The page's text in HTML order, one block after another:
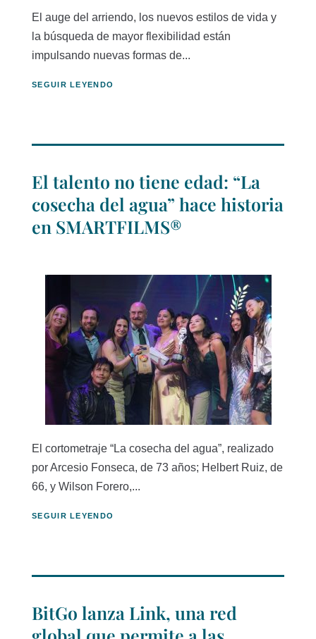
El auge del arriendo, los nuevos estilos de vida y
la búsqueda de mayor flexibilidad están
impulsando nuevas formas de...
SEGUIR LEYENDO
El talento no tiene edad: “La
cosecha del agua” hace historia
en SMARTFILMS®
El cortometraje “La cosecha del agua”, realizado
por Arcesio Fonseca, de 73 años; Helbert Ruiz, de
66, y Wilson Forero,...
SEGUIR LEYENDO
BitGo lanza Link, una red